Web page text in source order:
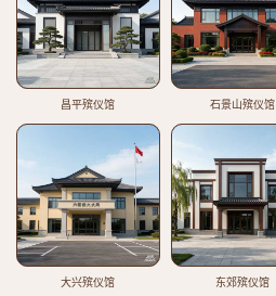
昌平殡仪馆 石景山殡仪馆
大兴殡仪馆 东郊殡仪馆